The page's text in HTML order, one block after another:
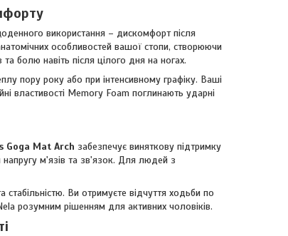
використання – дискомфорт після
особливостей вашої стопи, створюючи
болю навіть після цілого дня на ногах.
пору року або при інтенсивному графіку. Ваші
властивості Memory Foam поглинають ударні
Goga Mat Arch забезпечує виняткову підтримку
м'язів та зв'язок. Для людей з
Ви отримуєте відчуття ходьби по
розумним рішенням для активних чоловіків.